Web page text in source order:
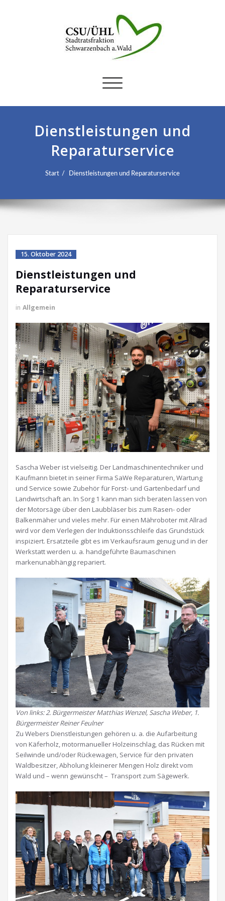
Schalte
Dienstleistungen und
Reparaturservice
Start Dienstleistungen und Reparaturservice
15. Oktober 2024
Dienstleistungen und
Reparaturservice
in Allgemein
Sascha Weber ist vielseitig. Der Landmaschinentechniker und
Kaufmann bietet in seiner Firma SaWe Reparaturen, Wartung
und Service sowie Zubehör für Forst- und Gartenbedarf und
Landwirtschaft an. In Sorg 1 kann man sich beraten lassen von
der Motorsäge über den Laubbläser bis zum Rasen- oder
Balkenmäher und vieles mehr. Für einen Mähroboter mit Allrad
wird vor dem Verlegen der Induktionsschleife das Grundstück
inspiziert. Ersatzteile gibt es im Verkaufsraum genug und in der
Werkstatt werden u. a. handgeführte Baumaschinen
markenunabhängig repariert.
Von links: 2. Bürgermeister Matthias Wenzel, Sascha Weber, 1.
Bürgermeister Reiner Feulner
Zu Webers Dienstleistungen gehören u. a. die Aufarbeitung
von Käferholz, motormanueller Holzeinschlag, das Rücken mit
Seilwinde und/oder Rückewagen, Service für den privaten
Waldbesitzer, Abholung kleinerer Mengen Holz direkt vom
Wald und – wenn gewünscht – Transport zum Sägewerk.